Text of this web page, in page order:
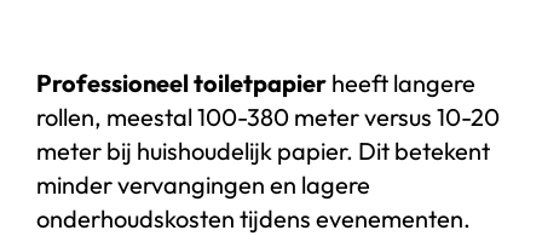
Professioneel toiletpapierheeft langere
rollen, meestal 100-380 meter versus 10-20
meter bij huishoudelijk papier. Dit betekent
minder vervangingen en lagere
onderhoudskosten tijdens evenementen.